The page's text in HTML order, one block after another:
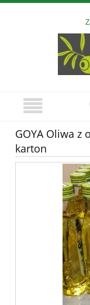
GOYA Oliwa z
karton